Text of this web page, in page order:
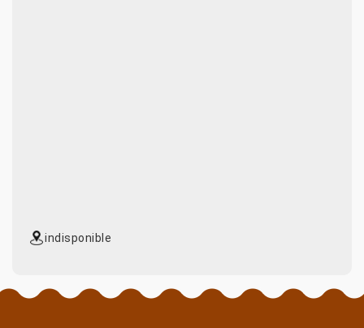
indisponible